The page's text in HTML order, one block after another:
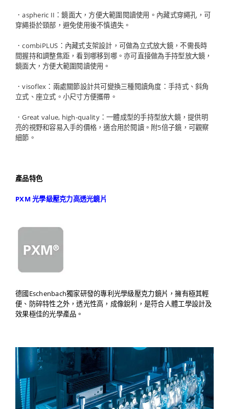
．aspheric II：鏡面大，方便大範圍閱讀使用。內藏式穿繩孔，可
穿繩掛於頸部，避免使用後不慎遺失。
．combiPLUS：內藏式支架設計，可做為立式放大鏡，不需長時
間握持和調整焦距，看到哪移到哪。亦可直接做為手持型放大鏡，
鏡面大，方便大範圍閱讀使用。
．visoflex：兩處關節設計共可變換三種閱讀角度：手持式、斜角
立式、座立式。小尺寸方便攜帶。
．Great value, high-quality：一體成型的手持型放大鏡，提供明
亮的視野和容易入手的價格，適合用於閱讀。附5倍子鏡，可觀察
細節。
產品特色
PXM 光學級壓克力高透光鏡片
德國Eschenbach獨家研發的專利光學級壓克力鏡片，擁有極其輕
便、防碎特性之外，透光性高，成像銳利，是符合人體工學設計及
效果極佳的光學產品。